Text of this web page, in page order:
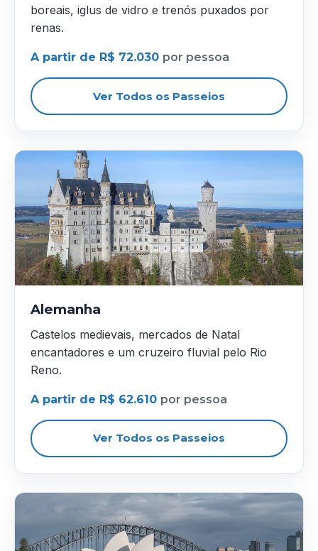
boreais, iglus de vidro e trenós puxados por
renas.
A partir de R$ 72.030 por pessoa
Ver Todos os Passeios
Alemanha
Castelos medievais, mercados de Natal
encantadores e um cruzeiro fluvial pelo Rio
Reno.
A partir de R$ 62.610 por pessoa
Ver Todos os Passeios